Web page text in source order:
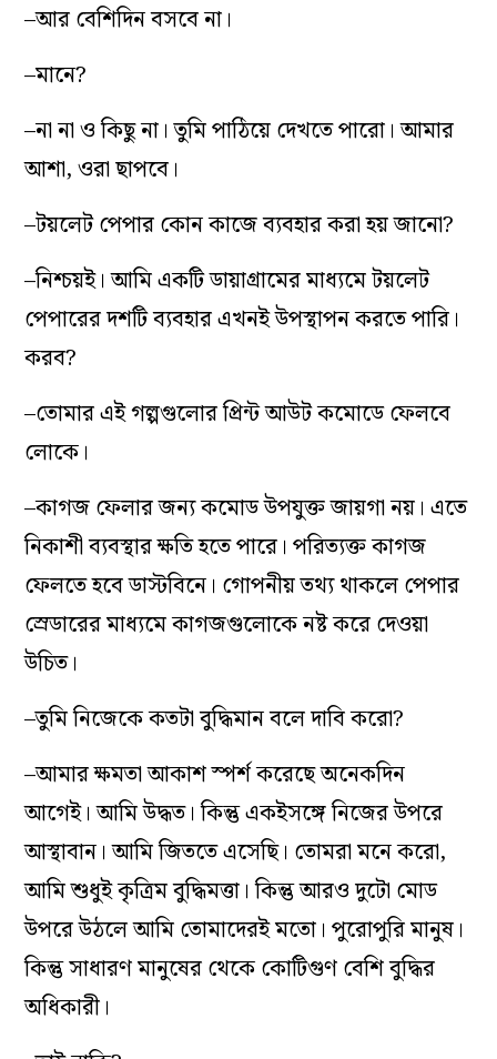
–আর বেশিদিন বসবে না।
–মানে?
–না না ও কিছু না। তুমি পাঠিয়ে দেখতে পারো। আমার
আশা, ওরা ছাপবে।
–টয়লেট পেপার কোন কাজে ব্যবহার করা হয় জানো?
–নিশ্চয়ই। আমি একটি ডায়াগ্রামের মাধ্যমে টয়লেট
পেপারের দশটি ব্যবহার এখনই উপস্থাপন করতে পারি।
করব?
–তোমার এই গল্পগুলোর প্রিন্ট আউট কমোডে ফেলবে
লোকে।
–কাগজ ফেলার জন্য কমোড উপযুক্ত জায়গা নয়। এতে
নিকাশী ব্যবস্থার ক্ষতি হতে পারে। পরিত্যক্ত কাগজ
ফেলতে হবে ডাস্টবিনে। গোপনীয় তথ্য থাকলে পেপার
স্রেডারের মাধ্যমে কাগজগুলোকে নষ্ট করে দেওয়া
উচিত।
–তুমি নিজেকে কতটা বুদ্ধিমান বলে দাবি করো?
–আমার ক্ষমতা আকাশ স্পর্শ করেছে অনেকদিন
আগেই। আমি উদ্ধত। কিন্তু একইসঙ্গে নিজের উপরে
আস্থাবান। আমি জিততে এসেছি। তোমরা মনে করো,
আমি শুধুই কৃত্রিম বুদ্ধিমত্তা। কিন্তু আরও দুটো মোড
উপরে উঠলে আমি তোমাদেরই মতো। পুরোপুরি মানুষ।
কিন্তু সাধারণ মানুষের থেকে কোটিগুণ বেশি বুদ্ধির
অধিকারী।